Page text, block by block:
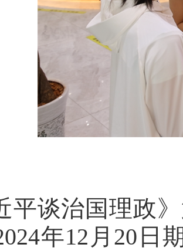
平谈治国理政
年12月20